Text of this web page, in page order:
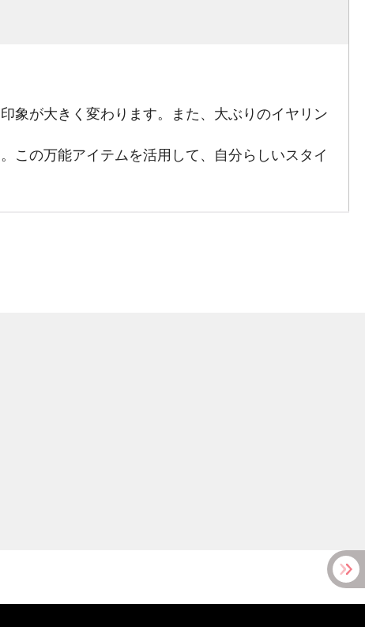
象が大きく変わります。また、大ぶりのイヤリン
この万能アイテムを活用して、自分らしいスタイ